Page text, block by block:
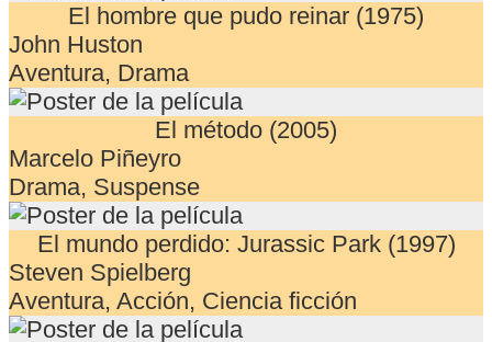
El hombre que pudo reinar (1975)
John Huston
Aventura, Drama
El método (2005)
Marcelo Piñeyro
Drama, Suspense
El mundo perdido: Jurassic Park (1997)
Steven Spielberg
Aventura, Acción, Ciencia ficción